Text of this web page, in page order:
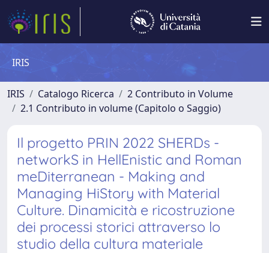
IRIS
IRIS Catalogo Ricerca
2 Contributo in Volume
2.1 Contributo in volume (Capitolo o Saggio)
Il progetto PRIN 2022 SHERDs -
networkS in HellEnistic and Roman
meDiterranean - Making and
Managing HiStory with Material
Culture. Dinamicità e ricostruzione
dei processi storici attraverso lo
studio della cultura materiale